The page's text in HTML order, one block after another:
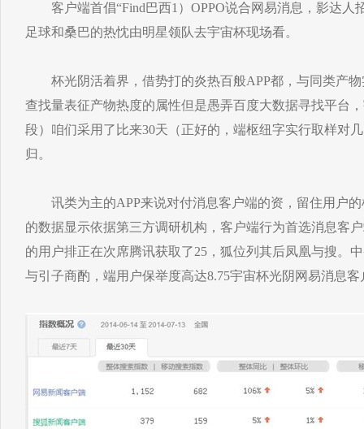
客户端首倡“Find巴西1）OPPO说合网易消息，影达人
足球和桑巴的热忱由明星领队去宇宙杯现场看。
杯光阴活着界，借势打的炎热百般APP都，与同类产物
查找量表征产物热度的属性但是愚弄百度大数据寻找平台
段）咱们采用了比来30天（正好的，端枢纽字实行取样对
归。
讯类为主的APP来说对付消息客户端的资，留住用户的
的数据显示依据第三方调研机构，客户端行为首选消息客
的用户排正在次席腾讯获取了25，狐位列其后凤凰与搜。
与引子商酌，端用户保举度高达8.75宇宙杯光阴网易消息